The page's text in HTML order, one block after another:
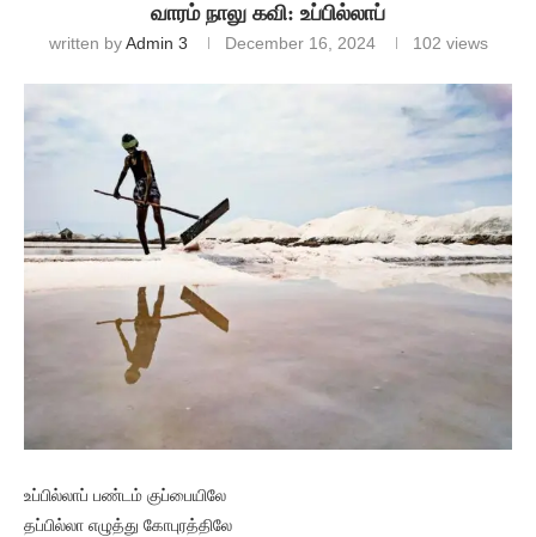
வாரம் நாலு கவி: உப்பில்லாப்
written byAdmin 3 December 16, 2024 102 views
உப்பில்லாப் பண்டம் குப்பையிலே
தப்பில்லா எழுத்து கோபுரத்திலே